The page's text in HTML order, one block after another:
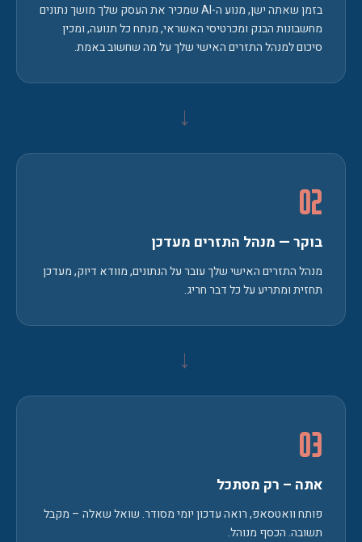
בזמן שאתה ישן, מנוע ה-AI שמכיר את העסק שלך מושך נתונים
מחשבונות הבנק ומכרטיסי האשראי, מנתח כל תנועה, ומכין
סיכום למנהל התזרים האישי שלך על מה שחשוב באמת.
←
02
בוקר — מנהל התזרים מעדכן
מנהל התזרים האישי שלך עובר על הנתונים, מוודא דיוק, מעדכן
תחזית ומתריע על כל דבר חריג.
←
03
אתה – רק מסתכל
פותח וואטסאפ, רואה עדכון יומי מסודר. שואל שאלה – מקבל
תשובה. הכסף מנוהל.